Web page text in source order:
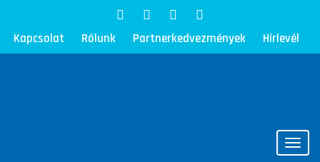
Kapcsolat Rólunk Partnerkedvezmények Hírlevél